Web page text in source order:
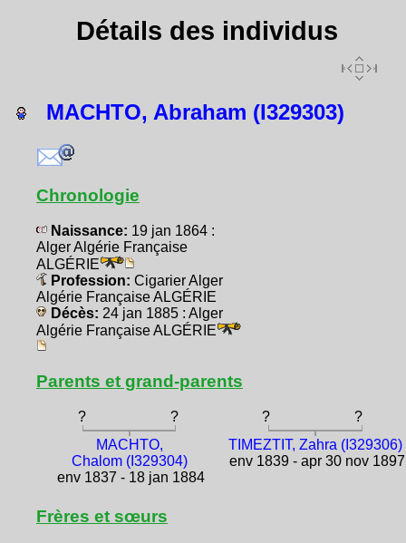
Détails des individus
MACHTO, Abraham (I329303)
Chronologie
Naissance: 19 jan 1864 :
Alger Algérie Française
ALGÉRIE
Profession: Cigarier Alger
Algérie Française ALGÉRIE
Décès: 24 jan 1885 : Alger
Algérie Française ALGÉRIE
Parents et grand-parents
? ? ?
?
MACHTO,
Chalom (I329304)
env 1837 - 18 jan 1884
TIMEZTIT, Zahra (I329306)
env 1839 - apr 30 nov 1897
Frères et sœurs